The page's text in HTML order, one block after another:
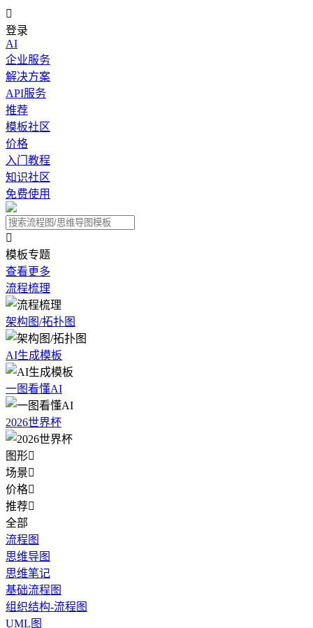

登录
AI
企业服务
解决方案
API服务
推荐
模板社区
价格
入门教程
知识社区
免费使用

模板专题
查看更多
流程梳理
架构图/拓扑图
AI生成模板
一图看懂AI
2026世界杯
图形
场景
价格
推荐
全部
流程图
思维导图
思维笔记
基础流程图
组织结构-流程图
UML图